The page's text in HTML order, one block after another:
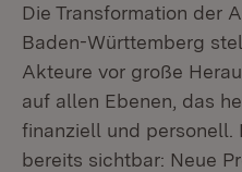
Die Transformation der
Baden-Württemberg
Akteure vor große
auf allen Ebenen, das
finanziell und personell.
bereits sichtbar: Neue